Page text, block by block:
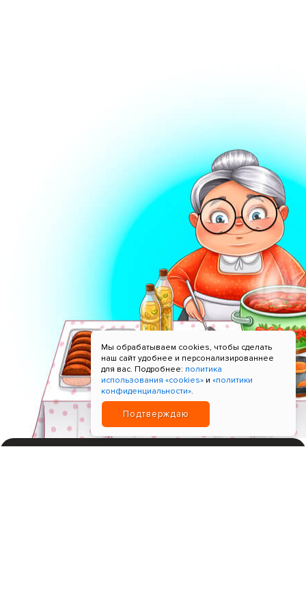
Мы обрабатываем cookies, чтобы сделать
наш сайт удобнее и персонализированнее
для вас. Подробнее: политика
использования «cookies» и «политики
конфиденциальности».
Подтверждаю